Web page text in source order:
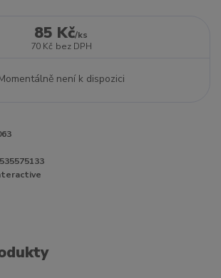
85 Kč/ks
70 Kč bez DPH
není k dispozici